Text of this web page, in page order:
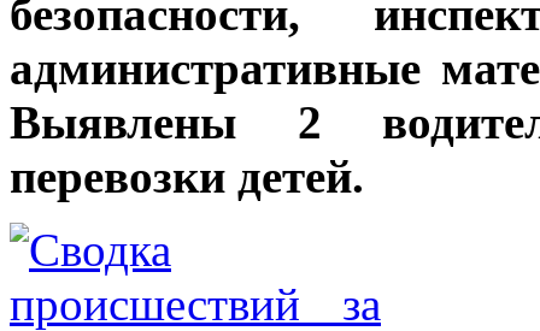
безопасности,
административные
Выявлены 2
перевозки детей.